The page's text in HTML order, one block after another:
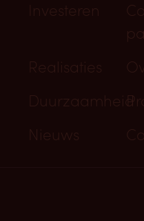
Investeren
Realisaties
Duurzaamheid
Nieuws